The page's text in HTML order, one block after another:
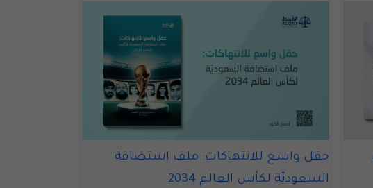
حقل واسع للانتهاكات: ملف استضافة
السعوديّة لكأس العالم 2034